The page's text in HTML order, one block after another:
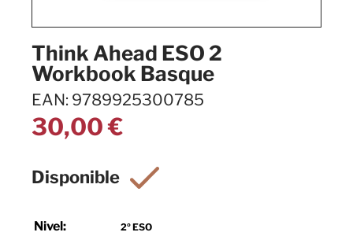
Think Ahead ESO 2
Workbook Basque
EAN: 9789925300785
30,00€
Nivel: 2º ESO